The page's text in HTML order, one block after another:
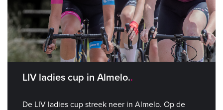
LIV ladies cup in Almelo.
De LIV ladies cup streek neer in Almelo. Op de